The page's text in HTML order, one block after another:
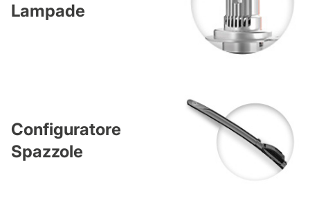
Lampade
Configuratore
Spazzole